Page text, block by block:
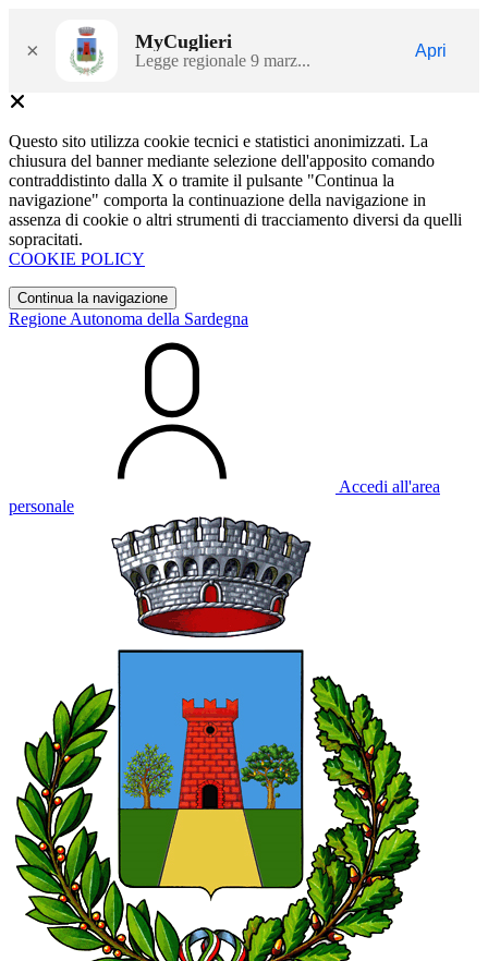
× MyCuglieri
Legge regionale 9 marz...
Apri
Questo sito utilizza cookie tecnici e statistici anonimizzati. La
chiusura del banner mediante selezione dell'apposito comando
contraddistinto dalla X o tramite il pulsante "Continua la
navigazione" comporta la continuazione della navigazione in
assenza di cookie o altri strumenti di tracciamento diversi da quelli
sopracitati.
COOKIE POLICY
Continua la navigazione
Regione Autonoma della Sardegna
Accedi all'area
personale